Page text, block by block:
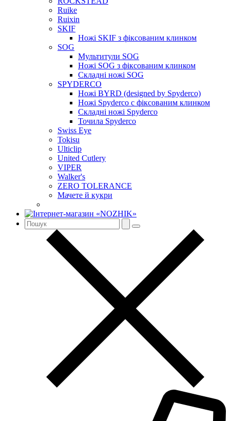
Ruike
Ruixin
SKIF
Ножі SKIF з фіксованим клинком
SOG
Мультитули SOG
Ножі SOG з фіксованим клинком
Складні ножі SOG
SPYDERCO
Ножі BYRD (designed by Spyderco)
Ножі Spyderco c фіксованим клинком
Складні ножі Spyderco
Точила Spyderco
Swiss Eye
Tokisu
Ulticlip
United Cutlery
VIPER
Walker's
ZERO TOLERANCE
Мачете й кукри